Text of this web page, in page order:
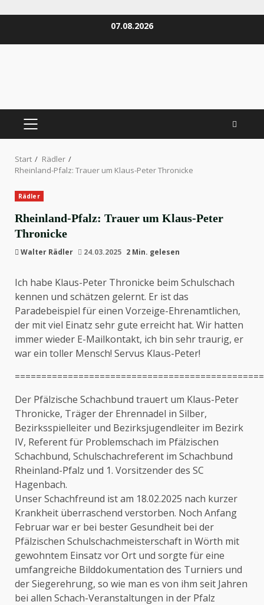
07.08.2026
PRIMÄRES
Start
Rädler
Rheinland-Pfalz: Trauer um Klaus-Peter Thronicke
Rädler
Rheinland-Pfalz: Trauer um Klaus-Peter
Thronicke
Walter Rädler 24.03.2025 2 Min. gelesen
Ich habe Klaus-Peter Thronicke beim Schulschach
kennen und schätzen gelernt. Er ist das
Paradebeispiel für einen Vorzeige-Ehrenamtlichen,
der mit viel Einatz sehr gute erreicht hat. Wir hatten
immer wieder E-Mailkontakt, ich bin sehr traurig, er
war ein toller Mensch! Servus Klaus-Peter!
Der Pfälzische Schachbund trauert um Klaus-Peter
Thronicke, Träger der Ehrennadel in Silber,
Bezirksspielleiter und Bezirksjugendleiter im Bezirk
IV, Referent für Problemschach im Pfälzischen
Schachbund, Schulschachreferent im Schachbund
Rheinland-Pfalz und 1. Vorsitzender des SC
Hagenbach.
Unser Schachfreund ist am 18.02.2025 nach kurzer
Krankheit überraschend verstorben. Noch Anfang
Februar war er bei bester Gesundheit bei der
Pfälzischen Schulschachmeisterschaft in Wörth mit
gewohntem Einsatz vor Ort und sorgte für eine
umfangreiche Bilddokumentation des Turniers und
der Siegerehrung, so wie man es von ihm seit Jahren
bei allen Schach-Veranstaltungen in der Pfalz